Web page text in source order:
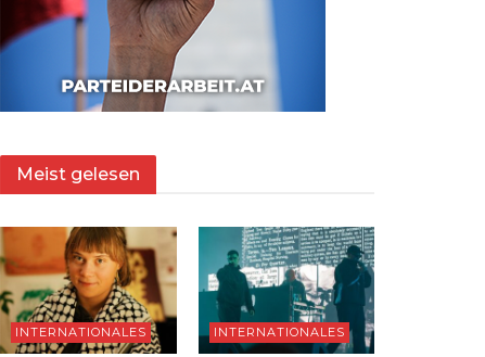
Meist gelesen
INTERNATIONALES INTERNATIONALES